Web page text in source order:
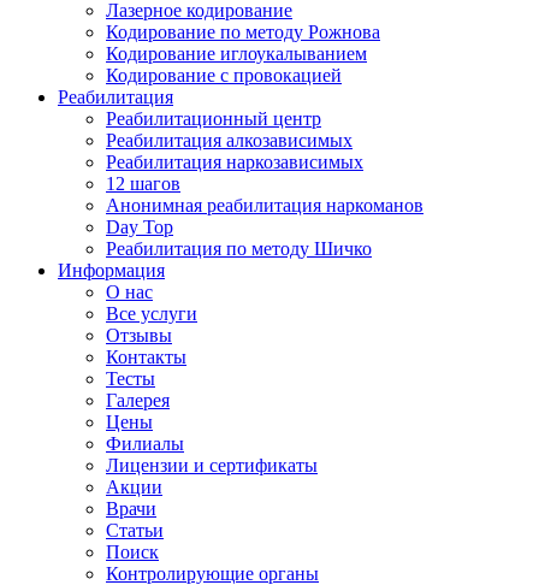
Лазерное кодирование
Кодирование по методу Рожнова
Кодирование иглоукалыванием
Кодирование с провокацией
Реабилитация
Реабилитационный центр
Реабилитация алкозависимых
Реабилитация наркозависимых
12 шагов
Анонимная реабилитация наркоманов
Day Top
Реабилитация по методу Шичко
Информация
О нас
Все услуги
Отзывы
Контакты
Тесты
Галерея
Цены
Филиалы
Лицензии и сертификаты
Акции
Врачи
Статьи
Поиск
Контролирующие органы